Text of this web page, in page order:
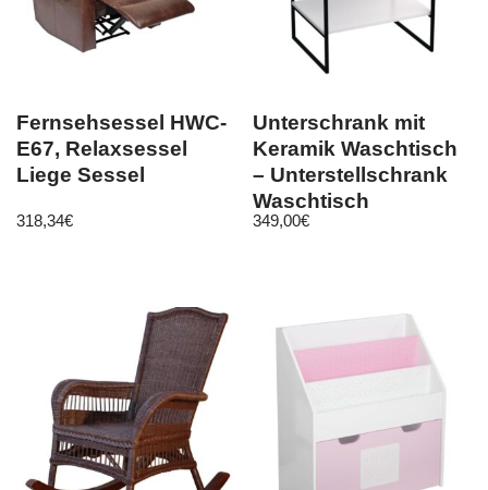
Fernsehsessel HWC-
E67, Relaxsessel
Liege Sessel
318,34€
Unterschrank mit
Keramik Waschtisch
– Unterstellschrank
Waschtisch
Badunterschrank
349,00€